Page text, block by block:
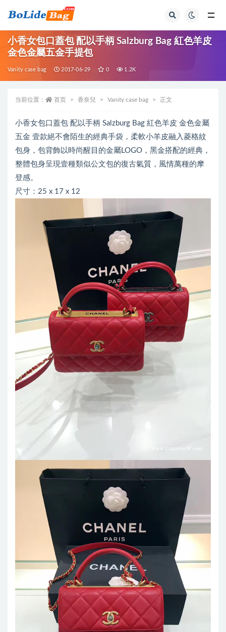
小香女包口蓋包 配以手柄 Salzburg Bag 紅色羊皮
金色金屬五金手提包
Vanity case bag 2017-06-29 0 1.2K
当前位置： 首页 香奈兒 Vanity case bag 正文
小香女包口蓋包 配以手柄 Salzburg Bag 紅色羊皮 金色金屬
五金 壹款絕不會陌生的經典手袋，柔軟小羊皮融入菱格紋
包身，包背飾以時尚醒目的金屬LOGO，黑金搭配的經典，
整體包身呈現壹種類似公文包的復古氣質，風情萬種的摩
登感。
尺寸：25 x 17 x 12